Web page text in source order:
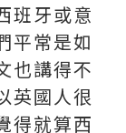
班牙或意
平常是如
也講得不
英國人很
得就算西